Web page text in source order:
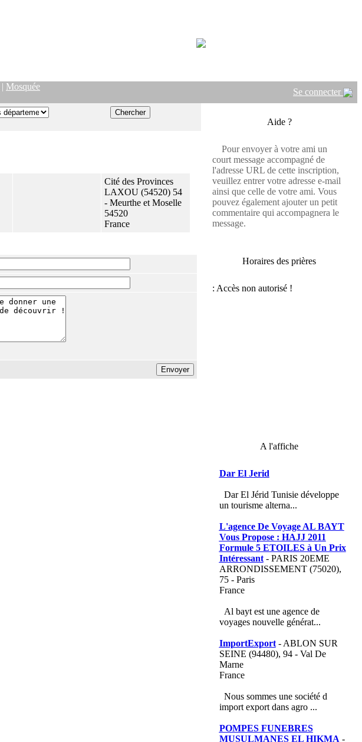
| Mosquée
Se connecter
Cité des Provinces
LAXOU (54520) 54
- Meurthe et Moselle
54520
France
Aide ?
Pour envoyer à votre ami un
court message accompagné de
l'adresse URL de cette inscription,
veuillez entrer votre adresse e-mail
ainsi que celle de votre ami. Vous
pouvez également ajouter un petit
commentaire qui accompagnera le
message.
Horaires des prières
A l'affiche
Dar El Jerid
Dar El Jérid Tunisie développe
un tourisme alterna...
L'agence De Voyage AL BAYT
Vous Propose : HAJJ 2011
Formule 5 ETOILES à Un Prix
Intéressant- PARIS 20EME
ARRONDISSEMENT (75020),
75 - Paris
France
Al bayt est une agence de
voyages nouvelle générat...
ImportExport- ABLON SUR
SEINE (94480), 94 - Val De
Marne
France
Nous sommes une société d
import export dans agro ...
POMPES FUNEBRES
MUSULMANES EL HIKMA -